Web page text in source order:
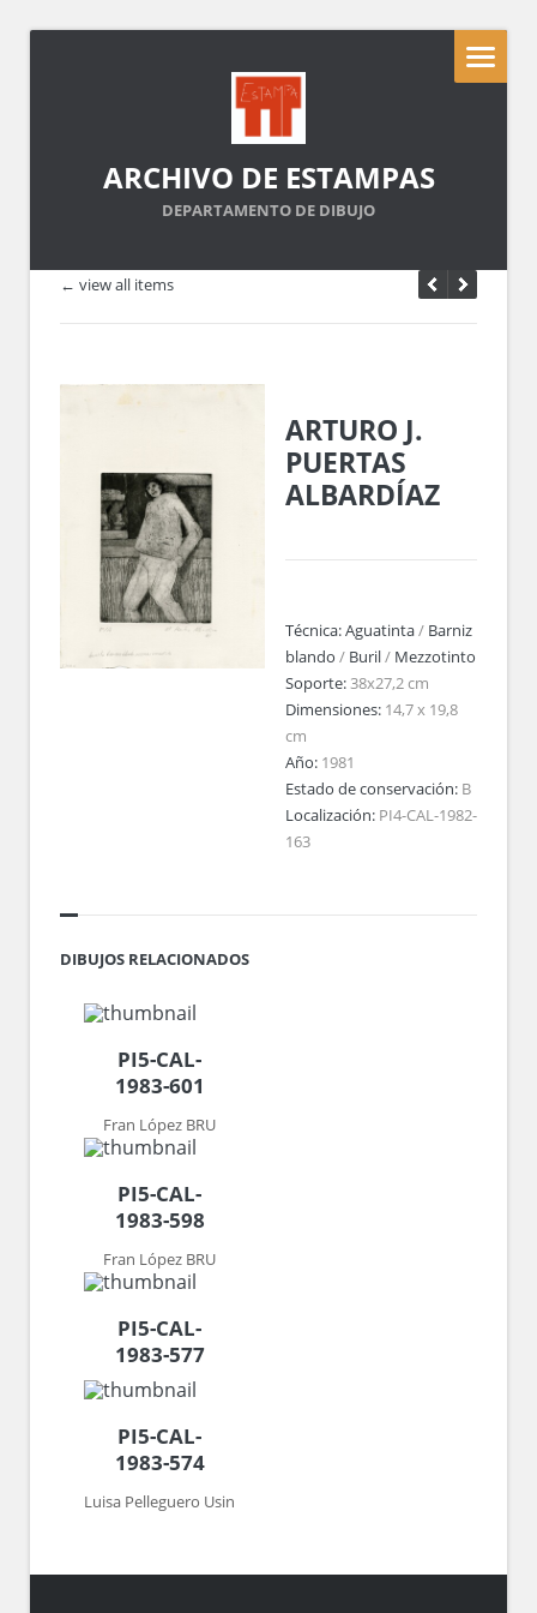
ARCHIVO DE ESTAMPAS
DEPARTAMENTO DE DIBUJO
← view all items
ARTURO J.
PUERTAS
ALBARDÍAZ
Técnica:Aguatinta/ Barniz
blando / Buril/ Mezzotinto
Soporte:38x27,2 cm
Dimensiones: 14,7 x 19,8
cm
Año: 1981
Estado de conservación: B
Localización: PI4-CAL-1982-
163
DIBUJOS RELACIONADOS
PI5-CAL-
1983-601
Fran López BRU
PI5-CAL-
1983-598
Fran López BRU
PI5-CAL-
1983-577
PI5-CAL-
1983-574
Luisa Pelleguero Usin